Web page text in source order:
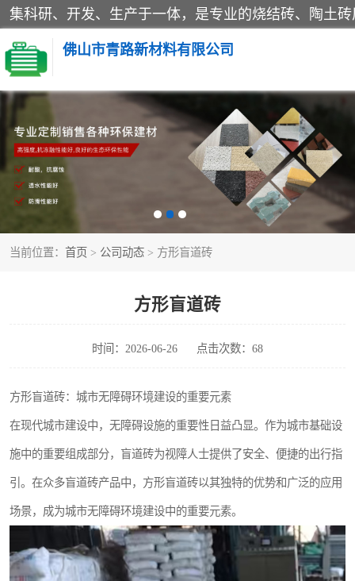
佛山市青路新材料有限公司
当前位置： 首页 > 公司动态 > 方形盲道砖
方形盲道砖
时间：2026-06-26 点击次数：68
方形盲道砖：城市无障碍环境建设的重要元素
在现代城市建设中，无障碍设施的重要性日益凸显。作为城市基础设
施中的重要组成部分，盲道砖为视障人士提供了安全、便捷的出行指
引。在众多盲道砖产品中，方形盲道砖以其独特的优势和广泛的应用
场景，成为城市无障碍环境建设中的重要元素。